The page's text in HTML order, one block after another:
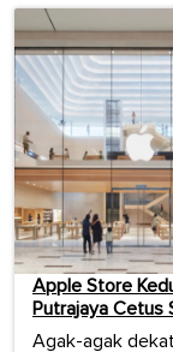
Apple Store
Putrajaya Cetus
Agak-agak